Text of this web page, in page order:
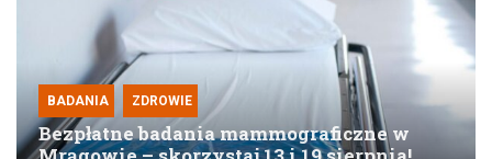
BADANIA ZDROWIE
Bezpłatne badania mammograficzne w